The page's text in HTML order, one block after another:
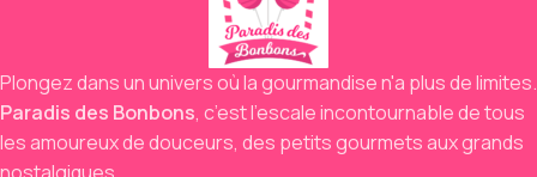
Plongez dans un univers où la gourmandise n'a plus de limites.
Paradis des Bonbons, c’est l’escale incontournable de tous
les amoureux de douceurs, des petits gourmets aux grands